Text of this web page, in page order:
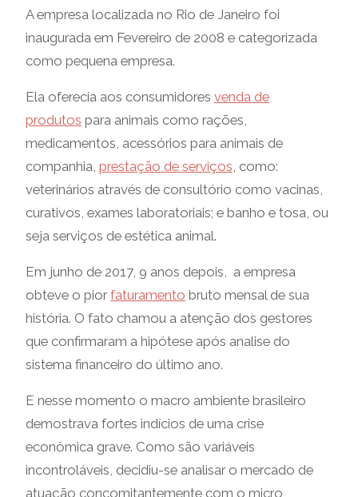
A empresa localizada no Rio de Janeiro foi
inaugurada em Fevereiro de 2008 e categorizada
como pequena empresa.
Ela oferecia aos consumidores venda de
produtos para animais como rações,
medicamentos, acessórios para animais de
companhia, prestação de serviços, como:
veterinários através de consultório como vacinas,
curativos, exames laboratoriais; e banho e tosa, ou
seja serviços de estética animal.
Em junho de 2017, 9 anos depois, a empresa
obteve o piorfaturamento bruto mensal de sua
história. O fato chamou a atenção dos gestores
que confirmaram a hipótese após analise do
sistema financeiro do último ano.
E nesse momento o macro ambiente brasileiro
demostrava fortes indícios de uma crise
econômica grave. Como são variáveis
incontroláveis, decidiu-se analisar o mercado de
atuação concomitantemente com o micro